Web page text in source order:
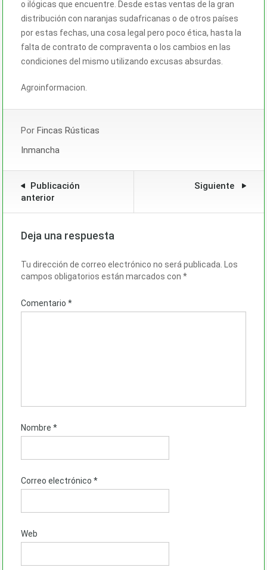
o ilógicas que encuentre. Desde estas ventas de la gran
distribución con naranjas sudafricanas o de otros países
por estas fechas, una cosa legal pero poco ética, hasta la
falta de contrato de compraventa o los cambios en las
condiciones del mismo utilizando excusas absurdas.
Agroinformacion.
Por Fincas Rústicas
Inmancha
Publicación
anterior
Siguiente
Deja una respuesta
Tu dirección de correo electrónico no será publicada. Los
campos obligatorios están marcados con *
Comentario *
Nombre *
Correo electrónico *
Web